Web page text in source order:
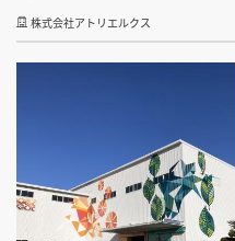
株式会社アトリエルクス